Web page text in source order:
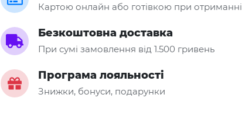
Картою онлайн або готівкою при отриманні
Безкоштовна доставка
При сумі замовлення від 1.500 гривень
Програма лояльності
Знижки, бонуси, подарунки